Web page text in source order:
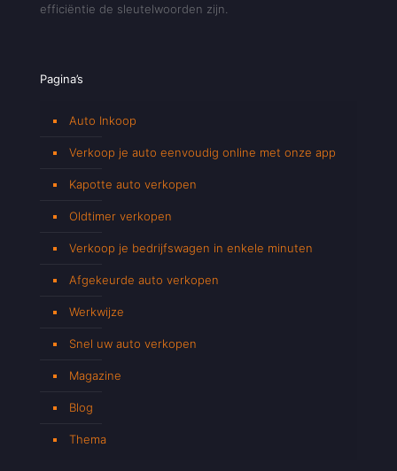
efficiëntie de sleutelwoorden zijn.
Pagina’s
Auto Inkoop
Verkoop je auto eenvoudig online met onze app
Kapotte auto verkopen
Oldtimer verkopen
Verkoop je bedrijfswagen in enkele minuten
Afgekeurde auto verkopen
Werkwijze
Snel uw auto verkopen
Magazine
Blog
Thema